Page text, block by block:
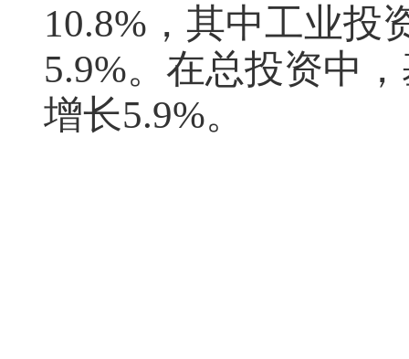
10.8% ，其中工业投
5.9%。在总投资中
增长5.9%。